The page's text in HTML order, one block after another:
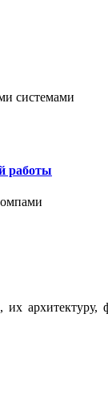
системами
работы